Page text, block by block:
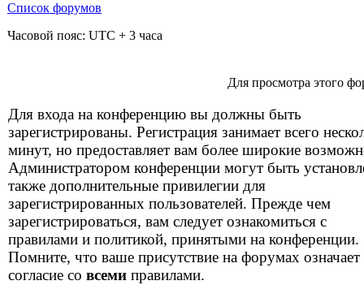
Список форумов
Часовой пояс: UTC + 3 часа
Для просмотра этого
Для входа на конференцию вы должны быть
зарегистрированы. Регистрация занимает всего
минут, но предоставляет вам более широкие
Администратором конференции могут быть
также дополнительные привилегии для
зарегистрированных пользователей. Прежде чем
зарегистрироваться, вам следует ознакомиться с
правилами и политикой, принятыми на конференции.
Помните, что ваше присутствие на форумах означает
согласие со всеми правилами.